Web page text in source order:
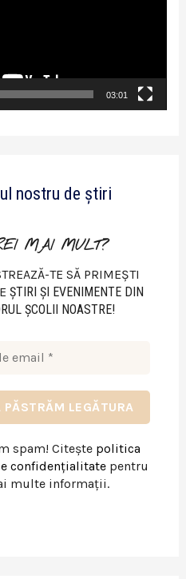
03:01
nostru de știri
MAI MULT?
TE SĂ PRIMEȘTI
ŞTIRI ŞI EVENIMENTE DIN
ŞCOLII NOASTRE!
spam! Citește politica
confidențialitatepentru
multe informații.